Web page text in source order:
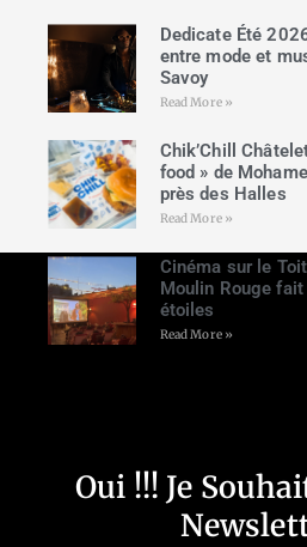
Dedicate Été
entre mode et
Savoy
Read More »
Chik’Chill
food » de
près des Halles
Read More »
Cinéma sur le
Moulin Rouge
étoiles
Read More »
Oui !!! Je